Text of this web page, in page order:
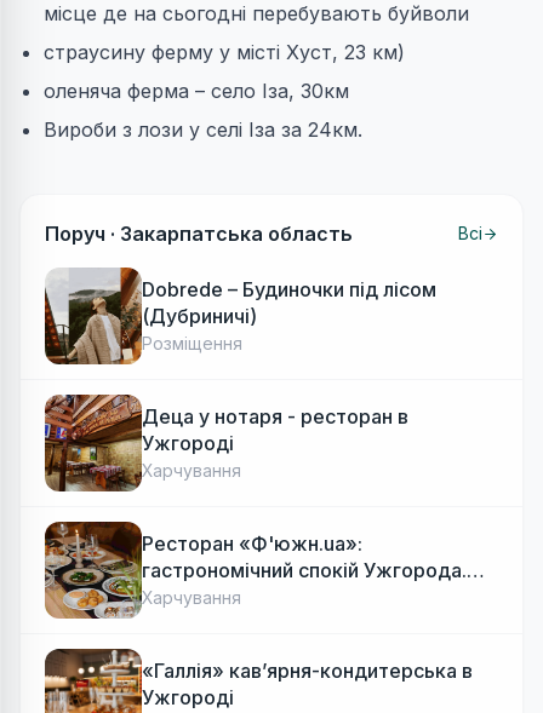
місце де на сьогодні перебувають буйволи
страусину ферму у місті Хуст, 23 км)
оленяча ферма – село Іза, 30км
Вироби з лози у селі Іза за 24км.
Поруч · Закарпатська область Всі
Dobrede – Будиночки під лісом
(Дубриничі)
Розміщення
Деца у нотаря - ресторан в
Ужгороді
Харчування
Ресторан «Ф'южн.ua»:
гастрономічний спокій Ужгорода.
Авторська локальна кухня, затишок
Харчування
«Галлія» кав’ярня-кондитерська в
Ужгороді